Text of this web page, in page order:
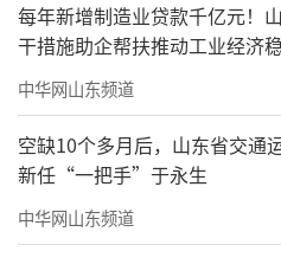
有了这
不仅药品能
每年新增制造业贷款千亿元！
干措施助企帮扶推动工业经济
中华网山东频道
空缺10个多月后，山东省交通
新任“一把手”于永生
中华网山东频道